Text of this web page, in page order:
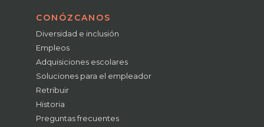
CONÓZCANOS
Diversidad e inclusión
Empleos
Adquisiciones escolares
Soluciones para el empleador
Retribuir
Historia
Preguntas frecuentes